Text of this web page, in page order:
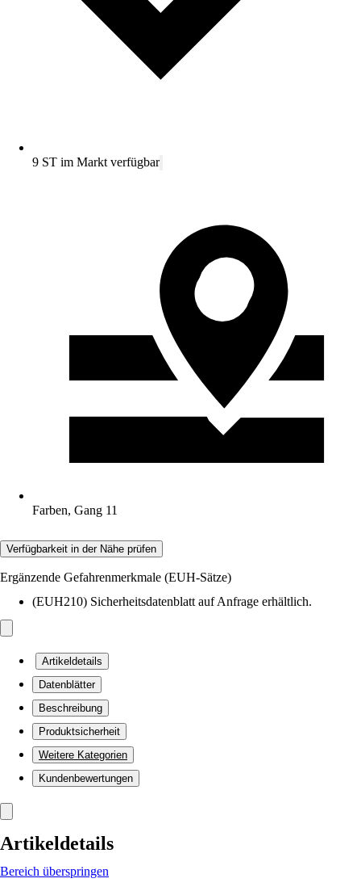
9 ST im Markt verfügbar
Farben, Gang 11
Verfügbarkeit in der Nähe prüfen
Ergänzende Gefahrenmerkmale (EUH-Sätze)
(EUH210) Sicherheitsdatenblatt auf Anfrage erhältlich.
Artikeldetails
Datenblätter
Beschreibung
Produktsicherheit
Weitere Kategorien
Kundenbewertungen
Artikeldetails
Bereich überspringen